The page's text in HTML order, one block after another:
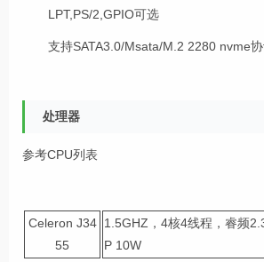
LPT,PS/2,GPIO可选
支持SATA3.0/Msata/M.2 2280 nvme
处理器
参考CPU列表
Celeron J34
55
1.5GHZ，4核4线程，睿频
P 10W